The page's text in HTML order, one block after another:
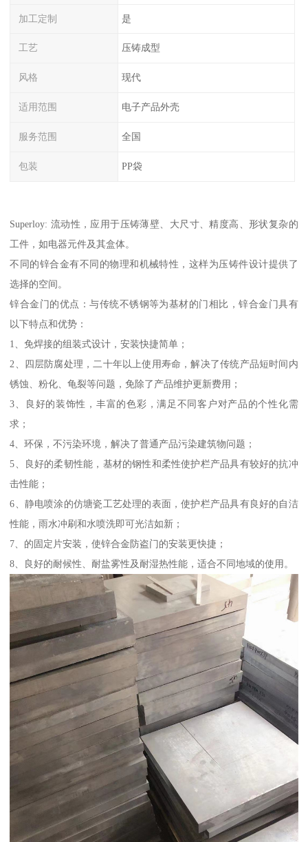
加工定制 是
工艺 压铸成型
风格 现代
适用范围 电子产品外壳
服务范围 全国
包装 PP袋
Superloy: 流动性，应用于压铸薄壁、大尺寸、精度高、形状复杂的
工件，如电器元件及其盒体。
不同的锌合金有不同的物理和机械特性，这样为压铸件设计提供了
选择的空间。
锌合金门的优点：与传统不锈钢等为基材的门相比，锌合金门具有
以下特点和优势：
1、免焊接的组装式设计，安装快捷简单；
2、四层防腐处理，二十年以上使用寿命，解决了传统产品短时间内
锈蚀、粉化、龟裂等问题，免除了产品维护更新费用；
3、良好的装饰性，丰富的色彩，满足不同客户对产品的个性化需
求；
4、环保，不污染环境，解决了普通产品污染建筑物问题；
5、良好的柔韧性能，基材的钢性和柔性使护栏产品具有较好的抗冲
击性能；
6、静电喷涂的仿塘瓷工艺处理的表面，使护栏产品具有良好的自洁
性能，雨水冲刷和水喷洗即可光洁如新；
7、的固定片安装，使锌合金防盗门的安装更快捷；
8、良好的耐候性、耐盐雾性及耐湿热性能，适合不同地域的使用。